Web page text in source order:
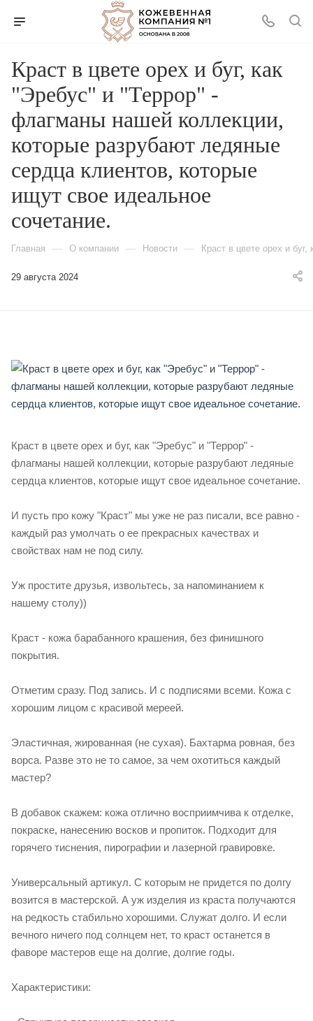
Краст в цвете орех и буг, как
"Эребус" и "Террор" -
флагманы нашей коллекции,
которые разрубают ледяные
сердца клиентов, которые
ищут свое идеальное
сочетание.
Главная — О компании — Новости — Краст в цвете орех и
29 августа 2024
Краст в цвете орех и буг, как "Эребус" и "Террор" -
флагманы нашей коллекции, которые разрубают ледяные
сердца клиентов, которые ищут свое идеальное сочетание.
И пусть про кожу "Краст" мы уже не раз писали, все равно -
каждый раз умолчать о ее прекрасных качествах и
свойствах нам не под силу.
Уж простите друзья, извольтесь, за напоминанием к
нашему столу))
Краст - кожа барабанного крашения, без финишного
покрытия.
Отметим сразу. Под запись. И с подписями всеми. Кожа с
хорошим лицом с красивой мереей.
Эластичная, жированная (не сухая). Бахтарма ровная, без
ворса. Разве это не то самое, за чем охотиться каждый
мастер?
В добавок скажем: кожа отлично восприимчива к отделке,
покраске, нанесению восков и пропиток. Подходит для
горячего тиснения, пирографии и лазерной гравировке.
Универсальный артикул. С которым не придется по долгу
возится в мастерской. А уж изделия из краста получаются
на редкость стабильно хорошими. Служат долго. И если
вечного ничего под солнцем нет, то краст останется в
фаворе мастеров еще на долгие, долгие годы.
Характеристики: